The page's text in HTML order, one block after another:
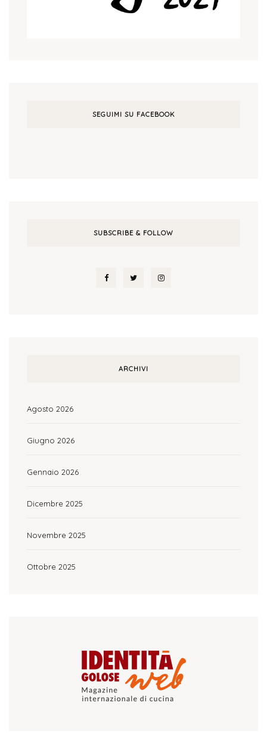
SEGUIMI SU FACEBOOK
SUBSCRIBE & FOLLOW
ARCHIVI
Agosto 2026
Giugno 2026
Gennaio 2026
Dicembre 2025
Novembre 2025
Ottobre 2025